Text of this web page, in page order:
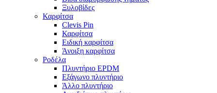
Ξυλοβίδες
Καρφίτσα
Clevis Pin
Καρφίτσα
Ειδική καρφίτσα
Άνοιξη καρφίτσα
Ροδέλα
Πλυντήριο EPDM
Εξάγωνο πλυντήριο
Άλλο πλυντήριο